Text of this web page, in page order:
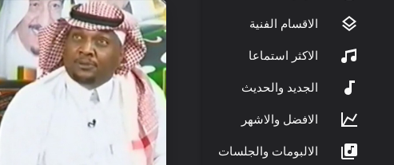
الاقسام الفنية
الاكثر استماعا
الجديد والحديث
الافضل والاشهر
الالبومات والجلسات